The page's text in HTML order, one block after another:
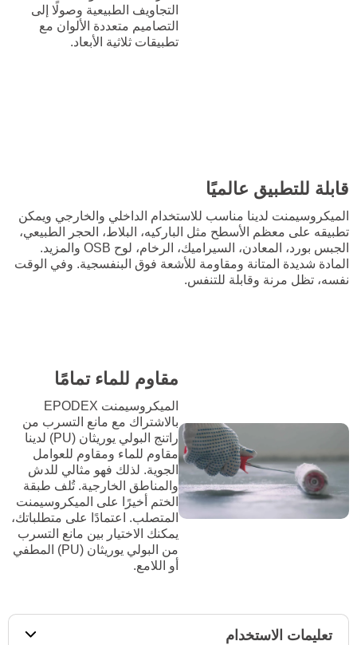
التجاويف الطبيعية وصولًا إلى
التصاميم متعددة الألوان مع
تطبيقات ثلاثية الأبعاد.
قابلة للتطبيق عالميًا
الميكروسيمنت لدينا مناسب للاستخدام الداخلي والخارجي ويمكن
تطبيقه على معظم الأسطح مثل الباركيه، البلاط، الحجر الطبيعي،
الجبس بورد، المعادن، السيراميك، الرخام، لوح OSB والمزيد.
المادة شديدة المتانة ومقاومة للأشعة فوق البنفسجية. وفي الوقت
نفسه، تظل مرنة وقابلة للتنفس.
مقاوم للماء تمامًا
الميكروسيمنت EPODEX
بالاشتراك مع مانع التسرب من
راتنج البولي يوريثان (PU) لدينا
مقاوم للماء ومقاوم للعوامل
الجوية. لذلك فهو مثالي للدش
والمناطق الخارجية. تُلف طبقة
الختم أخيرًا على الميكروسيمنت
المتصلب. اعتمادًا على متطلباتك،
يمكنك الاختيار بين مانع التسرب
من البولي يوريثان (PU) المطفي
أو اللامع.
تعليمات الاستخدام